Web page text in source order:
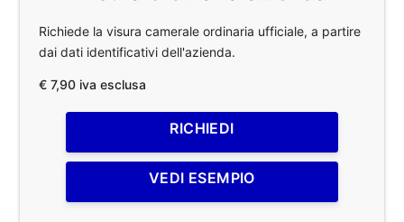
Richiede la visura camerale ordinaria ufficiale, a partire
dai dati identificativi dell'azienda.
€ 7,90 iva esclusa
RICHIEDI
VEDI ESEMPIO